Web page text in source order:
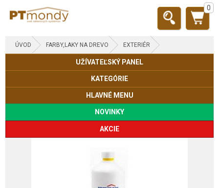
0
ÚVOD FARBY,LAKY NA DREVO EXTERIÉR
UŽÍVATEĽSKÝ PANEL
KATEGÓRIE
HLAVNÉ MENU
NOVINKY
AKCIE